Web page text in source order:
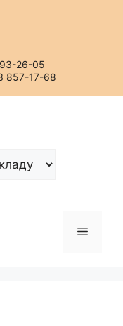
26-05
857-17-68
Меню